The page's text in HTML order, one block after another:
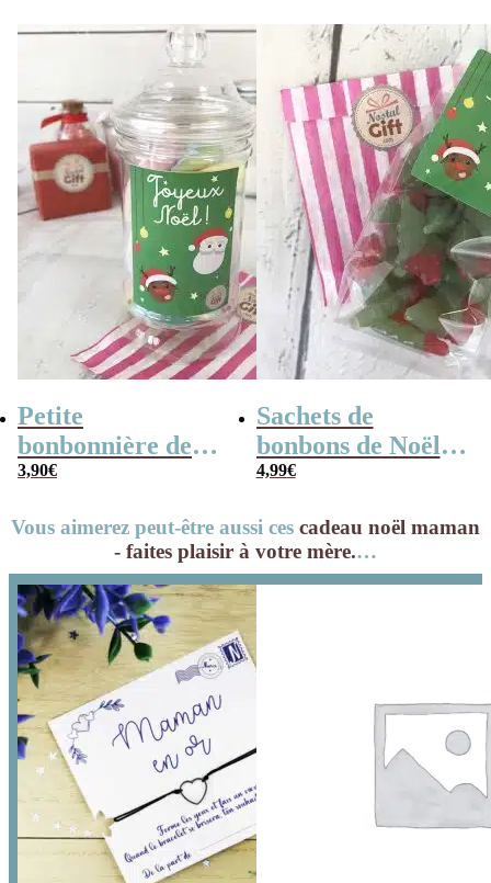
Petite
bonbonnière de
Noël – 20 Bonbons
poudre
3,90€
Sachets de
bonbons de Noël –
Grands sapins
4,99€
Vous aimerez peut-être aussi ces cadeau noël maman
- faites plaisir à votre mère.…